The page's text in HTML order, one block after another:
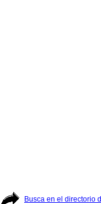
Busca en el directorio